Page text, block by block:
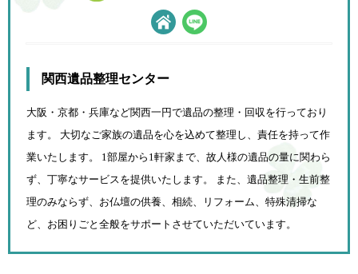
関西遺品整理センター
大阪・京都・兵庫など関西一円で遺品の整理・回収を行っており
ます。 大切なご家族の遺品を心を込めて整理し、責任を持って作
業いたします。 1部屋から1軒家まで、故人様の遺品の量に関わら
ず、 丁寧なサービスを提供いたします。 また、遺品整理・生前整
理のみならず、お仏壇の供養、相続、
リフォーム、特殊清掃な
ど、お困りごと全般をサポートさせていただいています。